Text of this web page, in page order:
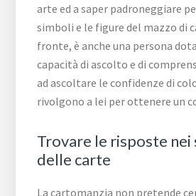
arte ed a saper padroneggiare
simboli e le figure del mazzo di
fronte, è anche una persona
capacità di ascolto e di
ad ascoltare le confidenze di
rivolgono a lei per ottenere un
Trovare le risposte nei
delle carte
La cartomanzia non pretende